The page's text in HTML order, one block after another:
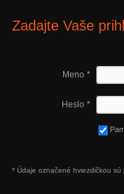
Zadajte Vaše
Meno *
Heslo *
* Údaje označené hviezdičkou sú